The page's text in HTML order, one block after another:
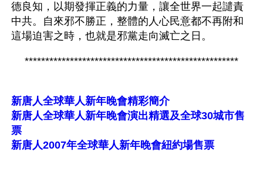
德良知，以期發揮正義的力量，讓全世界一起譴責
中共。自來邪不勝正，整體的人心民意都不再附和
這場迫害之時，也就是邪黨走向滅亡之日。
****************************************************
新唐人全球華人新年晚會精彩簡介
新唐人全球華人新年晚會演出精選及全球30城市售
票
新唐人2007年全球華人新年晚會紐約場售票